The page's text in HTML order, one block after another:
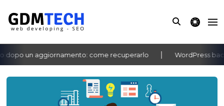
theme
un aggiornamento: come recuperarlo WordPress
‹ ›